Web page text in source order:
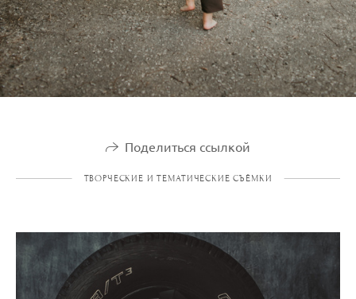
Поделиться ссылкой
ТВОРЧЕСКИЕ И ТЕМАТИЧЕСКИЕ СЪЁМКИ